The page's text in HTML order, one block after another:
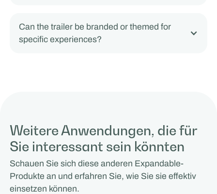
Can the trailer be branded or themed for
specific experiences?
Weitere Anwendungen, die für
Sie interessant sein könnten
Schauen Sie sich diese anderen Expandable-
Produkte an und erfahren Sie, wie Sie sie effektiv
einsetzen können.